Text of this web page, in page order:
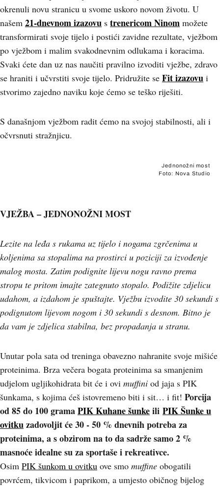
okrenuli novu stranicu u svome uskoro novom životu. U
našem 21-dnevnom izazovu s trenericom Ninom možete
transformirati svoje tijelo i postići zavidne rezultate, vježbom
po vježbom i malim svakodnevnim odlukama i koracima.
Svaki ćete dan uz nas naučiti pravilno izvoditi vježbe, zdravo
se hraniti i učvrstiti svoje tijelo. Pridružite se Fit izazovu i
stvorimo zajedno naviku koje ćemo se teško riješiti.
S današnjom vježbom radit ćemo na svojoj stabilnosti, ali i
očvrsnuti stražnjicu.
Jednonožni most
Foto: Nova Studio
VJEŽBA – JEDNONOŽNI MOST
Lezite na leđa s rukama uz tijelo i nogama zgrčenima u
koljenima sa stopalima na prostirci u poziciji za izvođenje
malog mosta. Zatim podignite lijevu nogu ravno prema
stropu te pritom imajte zategnuto stopalo. Podižite zdjelicu
udahom, a izdahom je spuštajte. Vježbu izvodite 30 sekundi s
podignutom lijevom nogom i 30 sekundi s desnom. Bitno je
da vam je zdjelica stabilna, bez propadanja u stranu.
Unutar pola sata od treninga obavezno nahranite svoje mišiće
proteinima. Brza večera bogata proteinima sa smanjenim
udjelom ugljikohidrata bit će i ovi muffini od jaja s PIK
šunkama, s kojima ćeš istovremeno biti i sit… i fit! Porcija
od 85 do 100 gramaPIK Kuhane šunkeili PIK Šunke u
ovitkuzadovoljit će 30 - 50 % dnevnih potreba za
proteinima, a s obzirom na to da sadrže samo 2 %
masnoće idealne su za sportaše i rekreativce.
Osim PIK šunkom u ovitku ove smo muffine obogatili
povrćem, tikvicom i paprikom, a umjesto običnog bijelog